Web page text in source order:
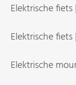
Elektrische
Elektrische
Elektrische